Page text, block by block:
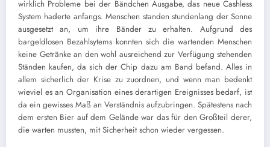
wirklich Probleme bei der Bändchen Ausgabe, das neue Cashless
System haderte anfangs. Menschen standen stundenlang der Sonne
ausgesetzt an, um ihre Bänder zu erhalten. Aufgrund des
bargeldlosen Bezahlsytems konnten sich die wartenden Menschen
keine Getränke an den wohl ausreichend zur Verfügung stehenden
Ständen kaufen, da sich der Chip dazu am Band befand. Alles in
allem sicherlich der Krise zu zuordnen, und wenn man bedenkt
wieviel es an Organisation eines derartigen Ereignisses bedarf, ist
da ein gewisses Maß an Verständnis aufzubringen. Spätestens nach
dem ersten Bier auf dem Gelände war das für den Großteil derer,
die warten mussten, mit Sicherheit schon wieder vergessen.